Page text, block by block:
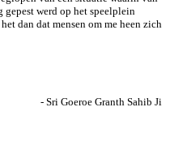
gepest werd op het speelplein
het dan dat mensen om me heen zich
- Sri Goeroe Granth Sahib Ji